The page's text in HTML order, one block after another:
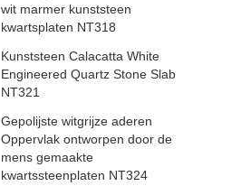
wit marmer kunststeen
kwartsplaten NT318
Kunststeen Calacatta White
Engineered Quartz Stone Slab
NT321
Gepolijste witgrijze aderen
Oppervlak ontworpen door de
mens gemaakte
kwartssteenplaten NT324